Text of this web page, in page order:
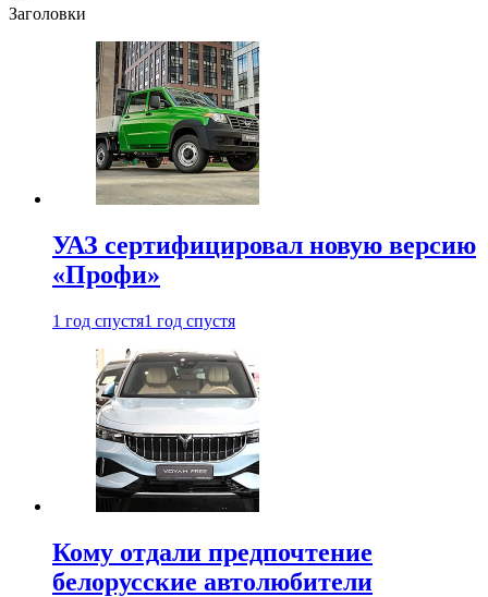
Заголовки
УАЗ сертифицировал новую версию
«Профи»
1 год спустя1 год спустя
Кому отдали предпочтение
белорусские автолюбители